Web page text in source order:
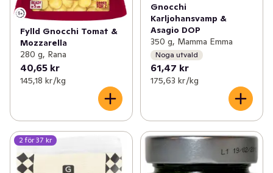
Fylld Gnocchi Tomat &
Mozzarella
280 g, Rana
40,65 kr
145,18 kr /kg
Gnocchi
Karljohansvamp &
Asagio DOP
350 g, Mamma Emma
Noga utvald
61,47 kr
175,63 kr /kg
2 för 37 kr